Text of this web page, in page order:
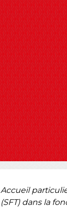
Accueil
(SFT) dans la